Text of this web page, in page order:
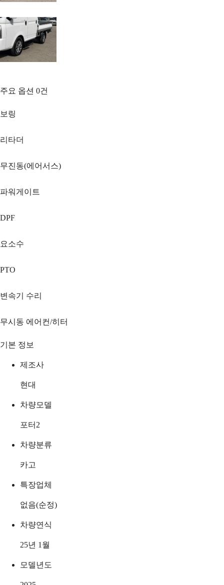
주요 옵션 0건
보링
리타더
무진동(에어서스)
파워게이트
DPF
요소수
PTO
변속기 수리
무시동 에어컨/히터
기본 정보
제조사
현대
차량모델
포터2
차량분류
카고
특장업체
없음(순정)
차량연식
25년 1월
모델년도